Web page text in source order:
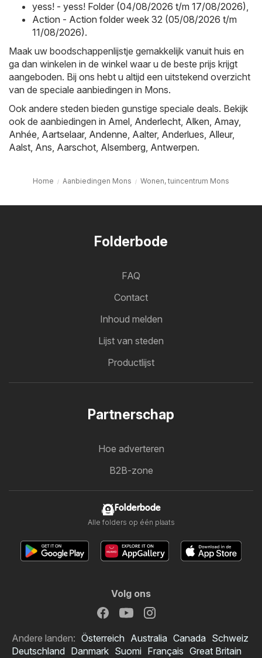
yess! - yess! Folder (04/08/2026 t/m 17/08/2026),
Action - Action folder week 32 (05/08/2026 t/m
11/08/2026).
Maak uw boodschappenlijstje gemakkelijk vanuit huis en
ga dan winkelen in de winkel waar u de beste prijs krijgt
aangeboden. Bij ons hebt u altijd een uitstekend overzicht
van de speciale aanbiedingen in Mons.
Ook andere steden bieden gunstige speciale deals. Bekijk
ook de aanbiedingen in Amel, Anderlecht, Alken, Amay,
Anhée, Aartselaar, Andenne, Aalter, Anderlues, Alleur,
Aalst, Ans, Aarschot, Alsemberg, Antwerpen.
Home Aanbiedingen Mons Wonen, tuincentrum Mons
Folderbode
FAQ
Contact
Inhoud melden
Lijst van steden
Productlijst
Partnerschap
Hoe adverteren
B2B-zone
Folderbode
Alle folders op één plaats
Volg ons
Andere landen: Österreich Australia Canada Schweiz
Deutschland Danmark Suomi Français Great Britain